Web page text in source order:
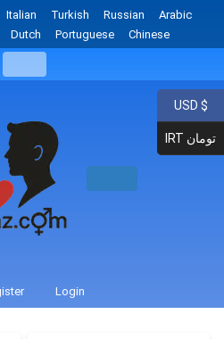
Italian Turkish Russian
Arabic
Dutch Portuguese Chinese
Login
USD $
IRT تومان